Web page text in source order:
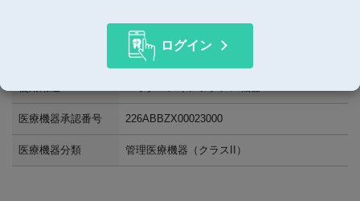
さまざまなメーカーのユニットに接続するた
めのカップリングタイプをご用意していま
す。
医療機器承認番号 226ABBZX00023000
医療機器分類 管理医療機器（クラスII）
ログイン